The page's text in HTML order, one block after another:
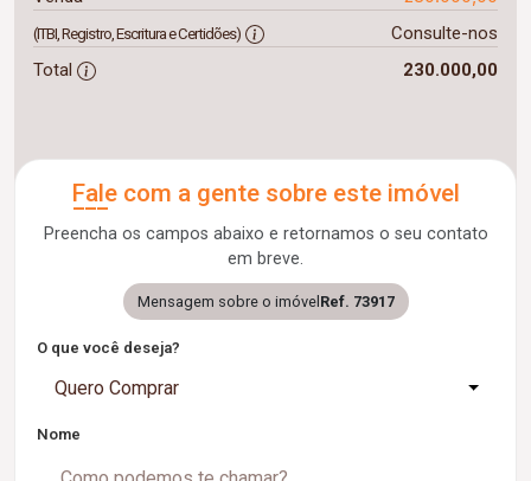
(ITBI, Registro, Escritura e Certidões)
Consulte-nos
Total
230.000,00
Fale com a gente sobre este imóvel
Preencha os campos abaixo e retornamos o seu contato
em breve.
Mensagem sobre o imóvel Ref. 73917
O que você deseja?
Quero Comprar
Nome